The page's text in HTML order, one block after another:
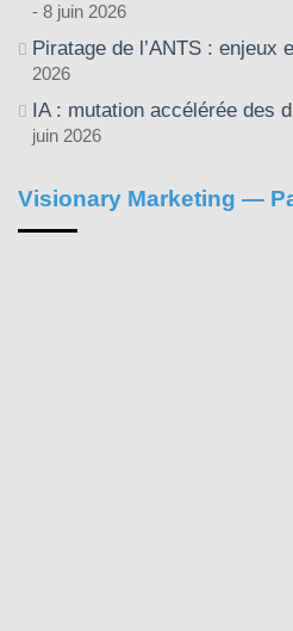
8 juin 2026
Piratage de l’ANTS : enjeux
2026
IA : mutation accélérée des
juin 2026
Visionary Marketing —